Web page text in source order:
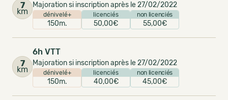
7
km
Majoration si inscription après le 27/02/2022
dénivelé+
150m.
licenciés
50,00€
non licenciés
55,00€
7
km
6h VTT
Majoration si inscription après le 27/02/2022
dénivelé+
150m.
licenciés
40,00€
non licenciés
45,00€